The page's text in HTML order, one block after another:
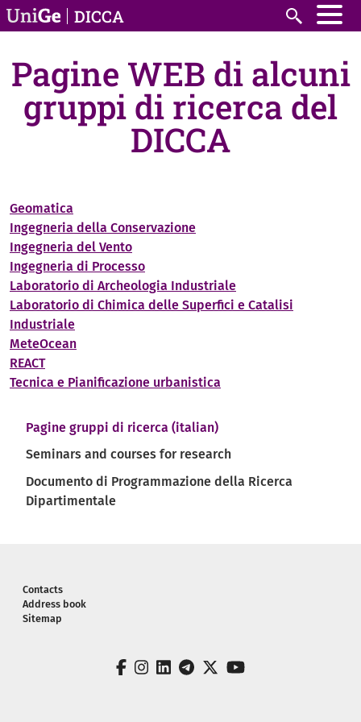
Skip to main content
DICCA Search
Pagine WEB di alcuni
gruppi di ricerca del
DICCA
Geomatica
Ingegneria della Conservazione
Ingegneria del Vento
Ingegneria di Processo
Laboratorio di Archeologia Industriale
Laboratorio di Chimica delle Superfici e Catalisi
Industriale
MeteOcean
REACT
Tecnica e Pianificazione urbanistica
Navigazione principale
Pagine gruppi di ricerca (italian)
Seminars and courses for research
Documento di Programmazione della Ricerca
Dipartimentale
Piè di pagina
Contacts
Address book
Sitemap
facebook
instagram
linkedin
telegram
twitteryoutube